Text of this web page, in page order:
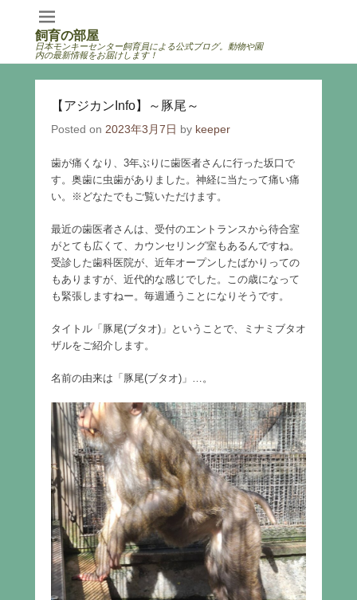
飼育の部屋
日本モンキーセンター飼育員による公式ブログ。動物や園
内の最新情報をお届けします！
【アジカンInfo】～豚尾～
Posted on 2023年3月7日 by keeper
歯が痛くなり、3年ぶりに歯医者さんに行った坂口で
す。奥歯に虫歯がありました。神経に当たって痛い痛
い。※どなたでもご覧いただけます。
最近の歯医者さんは、受付のエントランスから待合室
がとても広くて、カウンセリング室もあるんですね。
受診した歯科医院が、近年オープンしたばかりっての
もありますが、近代的な感じでした。この歳になって
も緊張しますねー。毎週通うことになりそうです。
タイトル「豚尾(ブタオ)」ということで、ミナミブタオ
ザルをご紹介します。
名前の由来は「豚尾(ブタオ)」…。